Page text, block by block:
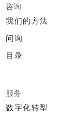
咨询
我们的方法
问询
目录
服务
数字化转型